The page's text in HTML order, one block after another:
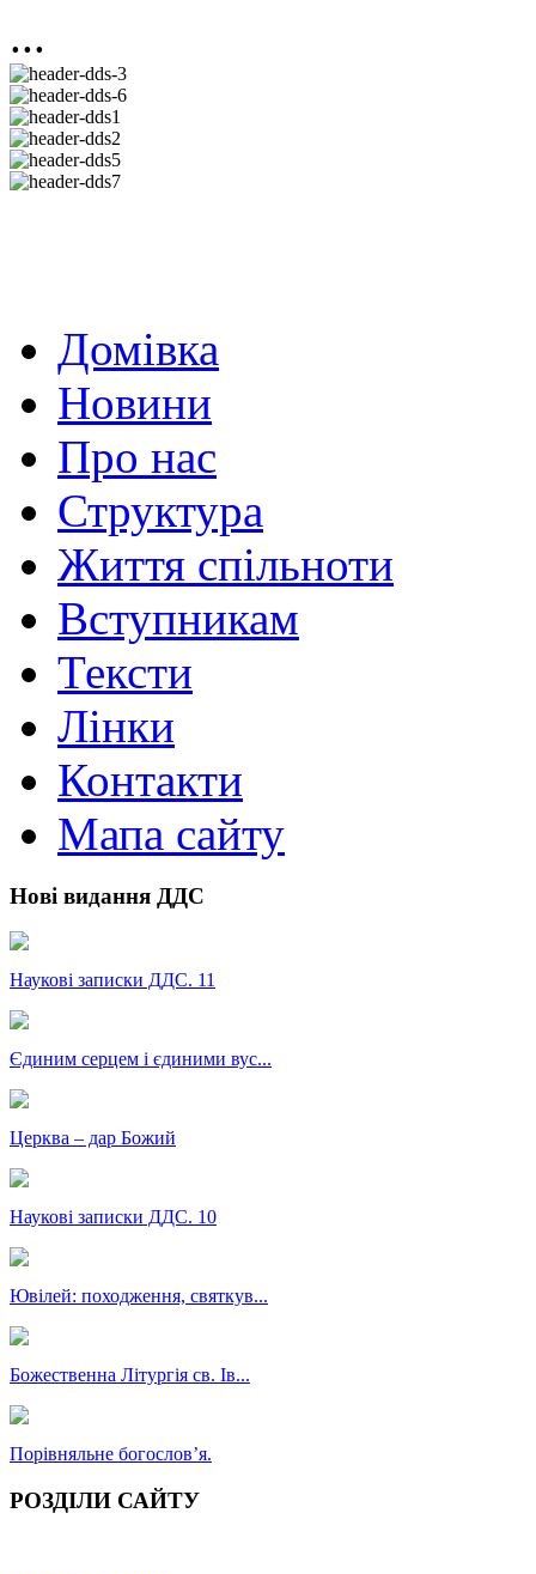
...
Домівка
Новини
Про нас
Структура
Життя спільноти
Вступникам
Тексти
Лінки
Контакти
Мапа сайту
Нові видання ДДС
Наукові записки ДДС. 11
Єдиним серцем і єдиними вус...
Церква – дар Божий
Наукові записки ДДС. 10
Ювілей: походження, святкув...
Божественна Літургія св. Ів...
Порівняльне богословʼя.
РОЗДІЛИ САЙТУ